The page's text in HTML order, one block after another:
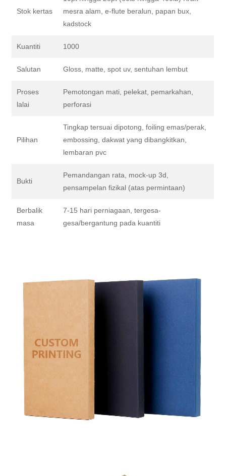
Stok kertas
mesra alam, e-flute beralun, papan bux,
kadstock
Kuantiti 1000
Salutan Gloss, matte, spot uv, sentuhan lembut
Proses
lalai
Pemotongan mati, pelekat, pemarkahan,
perforasi
Pilihan
Tingkap tersuai dipotong, foiling emas/perak,
embossing, dakwat yang dibangkitkan,
lembaran pvc
Bukti
Pemandangan rata, mock-up 3d,
pensampelan fizikal (atas permintaan)
Berbalik
masa
7-15 hari perniagaan, tergesa-
gesa/bergantung pada kuantiti